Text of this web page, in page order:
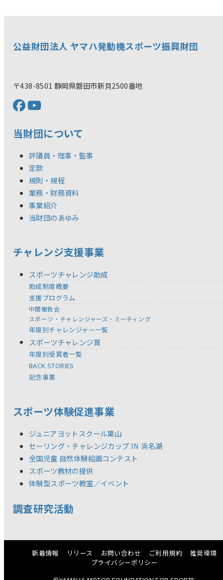
公益財団法人 ヤマハ発動機スポーツ振興財団
〒438-8501 静岡県磐田市新貝2500番地
当財団について
評議員・理事・監事
定款
規則・規程
業務・財務資料
事業紹介
当財団のあゆみ
チャレンジ支援事業
スポーツチャレンジ助成
助成制度概要
支援プログラム
中間報告会
スポーツ・チャレンジャーズ・ミーティング
年度別チャレンジャー一覧
スポーツチャレンジ賞
年度別受賞者一覧
BACK STORIES
記念事業
スポーツ体験促進事業
ジュニアヨットスクール葉山
セーリング・チャレンジカップ IN 浜名湖
全国児童 自然体験絵画コンテスト
スポーツ教材の提供
体験型スポーツ教室／イベント
調査研究活動
新着情報 リリース お問い合わせ ご利用規約
推奨環境
プライバシーポリシー